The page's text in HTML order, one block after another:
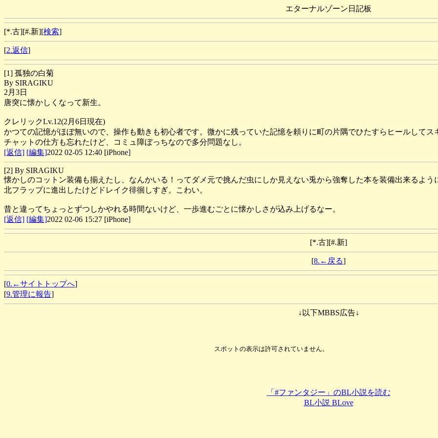
エターナルゾーン日記板
[*.古][#.新][検索]
[2.返信]
[1] 孤独の白菊
By SIRAGIKU
2月3日
唐突に懐かしくなって新生。
クレリックLv.12(2月6日現在)
かつての記憶がほぼ無いので、操作も動きも初心者です。微かに残っていた記憶を頼りに町の片隅でひたすらヒールしてス
チャットの仕方も忘れたけど、コミュ障ぼっちなので多分問題なし。
[返信] [編集]2022 02-05 12:40 [iPhone]
[2] By SIRAGIKU
懐かしのコットン装備も揃えたし、なんかいる！ってダメ元で挑んだ虫にしか見えない兎から強奪した本を装備出来るよう
北フラップに進出したけどドレイク徘徊しすぎ。こわい。
昔と違ってちょっとずつしかやれる時間ないけど、一歩進むごとに懐かしさが込み上げるなー。
[返信] [編集]2022 02-06 15:27 [iPhone]
[*.古][#.新]
[8.←戻る]
[0.←サイトトップへ]
[9.管理に報告]
↓以下MBBS広告↓
「#ファンタジー」のBL小説を読む
BL小説 BLove